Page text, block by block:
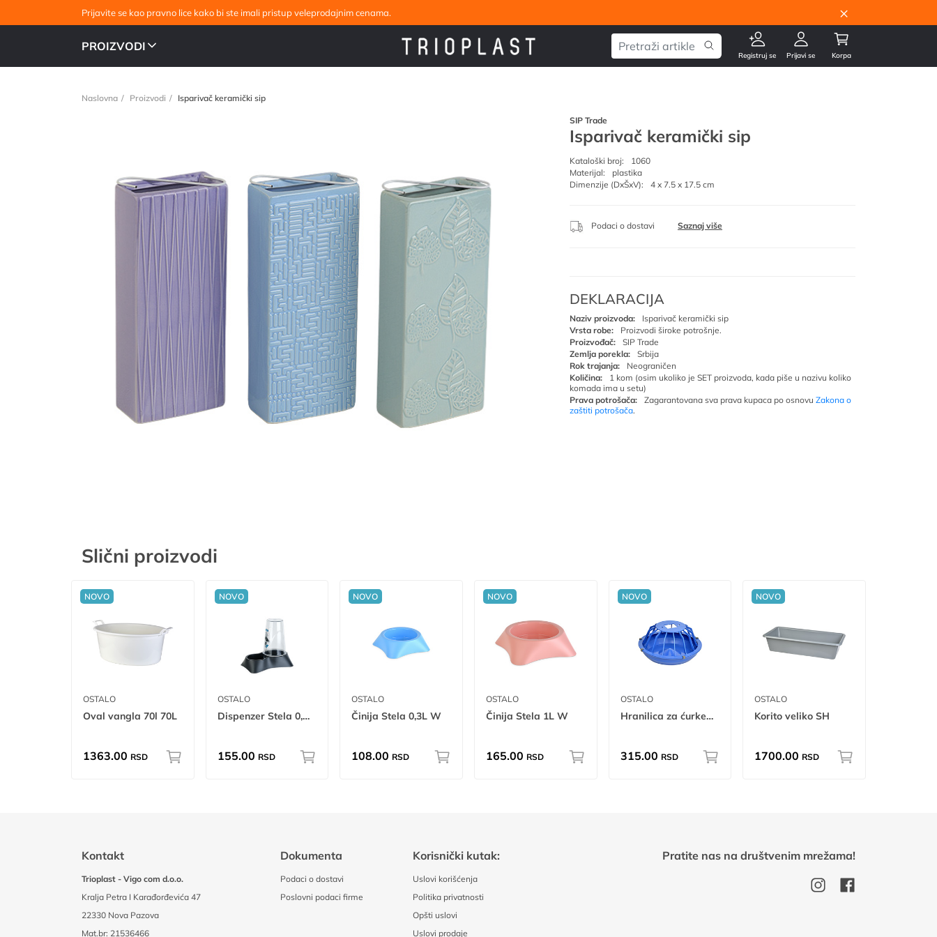
Prijavite se kao pravno lice kako bi ste imali pristup veleprodajnim cenama. ×
PROIZVODI
Registruj se Prijavi se Korpa
Naslovna Proizvodi Isparivač keramički sip
SIP Trade
Isparivač keramički sip
Kataloški broj:
1060
Materijal:
plastika
Dimenzije (DxŠxV):
4 x 7.5 x 17.5 cm
Podaci o dostavi Saznaj više
DEKLARACIJA
Naziv proizvoda:
Isparivač keramički sip
Vrsta robe:
Proizvodi široke potrošnje.
Proizvođač:
SIP Trade
Zemlja porekla:
Srbija
Rok trajanja:
Neograničen
Količina:
1 kom (osim ukoliko je SET proizvoda, kada piše u nazivu koliko
komada ima u setu)
Prava potrošača:
Zagarantovana sva prava kupaca po osnovu Zakona o
zaštiti potrošača.
Slični proizvodi
NOVO
OSTALO
Oval vangla 70l 70L
1363.00 RSD
NOVO
OSTALO
Dispenzer Stela 0,65L W
155.00 RSD
NOVO
OSTALO
Činija Stela 0,3L W
108.00 RSD
NOVO
OSTALO
Činija Stela 1L W
165.00 RSD
NOVO
OSTALO
Hranilica za ćurke mn
315.00 RSD
NOVO
OSTALO
Korito veliko SH
1700.00 RSD
Kontakt
Trioplast - Vigo com d.o.o.
Kralja Petra I Karađorđevića 47
22330 Nova Pazova
Mat.br: 21536466
Dokumenta
Podaci o dostavi
Poslovni podaci firme
Korisnički kutak:
Uslovi korišćenja
Politika privatnosti
Opšti uslovi
Uslovi prodaje
Pratite nas na društvenim mrežama!